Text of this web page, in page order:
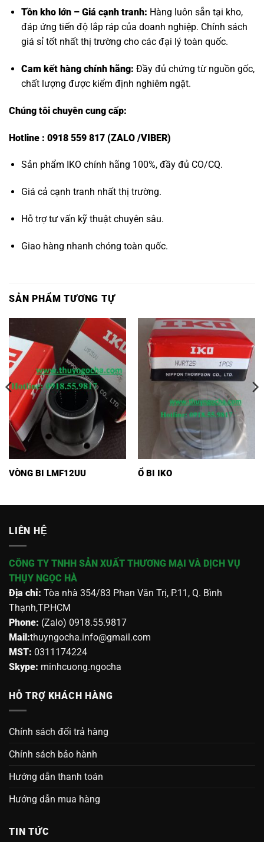
Tồn kho lớn – Giá cạnh tranh: Hàng luôn sẵn tại kho,
đáp ứng tiến độ lắp ráp của doanh nghiệp. Chính sách
giá sỉ tốt nhất thị trường cho các đại lý toàn quốc.
Cam kết hàng chính hãng: Đầy đủ chứng từ nguồn gốc,
chất lượng được kiểm định nghiêm ngặt.
Chúng tôi chuyên cung cấp:
Hotline : 0918 559 817 (ZALO /VIBER)
Sản phẩm IKO chính hãng 100%, đầy đủ CO/CQ.
Giá cả cạnh tranh nhất thị trường.
Hỗ trợ tư vấn kỹ thuật chuyên sâu.
Giao hàng nhanh chóng toàn quốc.
SẢN PHẨM TƯƠNG TỰ
VÒNG BI LMF12UU Ổ BI IKO
LIÊN HỆ
CÔNG TY TNHH SẢN XUẤT THƯƠNG MẠI VÀ DỊCH VỤ
THỤY NGỌC HÀ
Địa chỉ: Tòa nhà 354/83 Phan Văn Trị, P.11, Q. Bình
Thạnh,TP.HCM
Phone: (Zalo) 0918.55.9817
Mail:thuyngocha.info@gmail.com
MST: 0311174224
Skype: minhcuong.ngocha
HỖ TRỢ KHÁCH HÀNG
Chính sách đổi trả hàng
Chính sách bảo hành
Hướng dẫn thanh toán
Hướng dẫn mua hàng
TIN TỨC